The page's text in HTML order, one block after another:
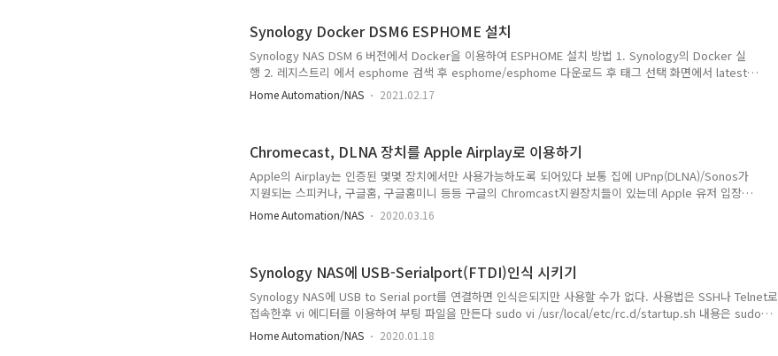
Synology Docker DSM6 ESPHOME 설치
Synology NAS DSM 6 버전에서 Docker을 이용하여 ESPHOME 설치 방법 1. Synology의 Docker 실
행 2. 레지스트리 에서 esphome 검색 후 esphome/esphome 다운로드 후 태그 선택 화면에서 latest
선택(혹은 dev) 3. 메뉴의 이미지에 1 숫자 활성화 되고 다운로드 완료후 실행 버튼 활성화 됨 4. 이미지의
esphome/esphome:latest 더블클릭 후 컨테이너 생성 화면에서 4-1 컨테이너 이름 esphome-
Home Automation/NAS 2021.02.17
Chromecast, DLNA 장치를 Apple Airplay로 이용하기
Apple의 Airplay는 인증된 몇몇 장치에서만 사용가능하도록 되어있다 보통 집에 UPnp(DLNA)/Sonos가
지원되는 스피커나, 구글홈, 구글홈미니 등등 구글의 Chromcast지원장치들이 있는데 Apple 유저 입장에
서 Bluetooth로 쓰자니 효율적인 자원 활용이 아닌것 같은 느낌이다. 이러한 문제를 해결해줄 수 있는것
이 Air connect(https://github.com/philippe44/AirConnect) 라는것이 있다. Synology에는 package
Home Automation/NAS 2020.03.16
Synology NAS에 USB-Serialport(FTDI)인식 시키기
Synology NAS에 USB to Serial port를 연결하면 인식은되지만 사용할 수가 없다. 사용법은 SSH나 Telnet로
접속한후 vi 에디터를 이용하여 부팅 파일을 만든다 sudo vi /usr/local/etc/rc.d/startup.sh 내용은 sudo
insmod /lib/modules/usbserial.ko sudo insmod /lib/modules/ftdi_sio.ko sudo chmod 777
/lib/modules/usbserial.ko sudo chmod 777 /lib/modules/ftdi_sio.ko 입력후 esc를 두번 누르고 :wq 와
Home Automation/NAS 2020.01.18